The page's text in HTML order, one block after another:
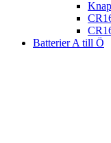
Batterier A till Ö